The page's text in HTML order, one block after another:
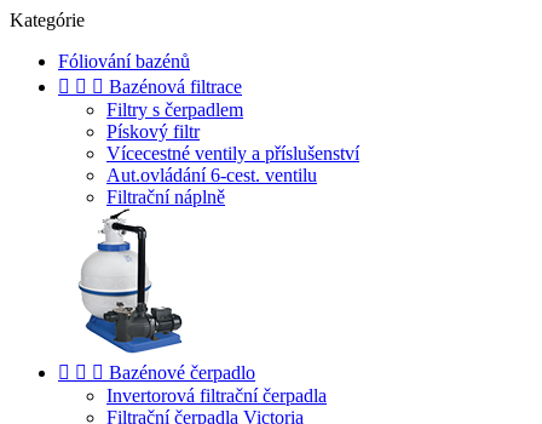
Kategórie
Fóliování bazénů
   Bazénová filtrace
Filtry s čerpadlem
Pískový filtr
Vícecestné ventily a příslušenství
Aut.ovládání 6-cest. ventilu
Filtrační náplně
   Bazénové čerpadlo
Invertorová filtrační čerpadla
Filtrační čerpadla Victoria